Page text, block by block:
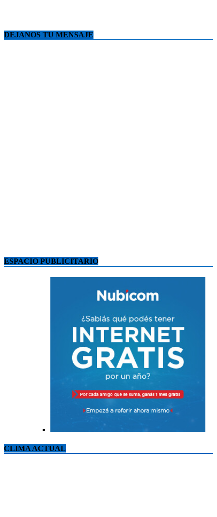
DEJANOS TU MENSAJE
ESPACIO PUBLICITARIO
CLIMA ACTUAL